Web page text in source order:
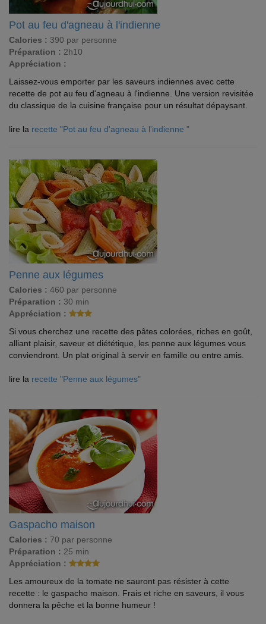
Pot au feu d'agneau à l'indienne
Calories : 390 par personne
Préparation : 2h10
Appréciation :
Laissez-vous emporter par les saveurs indiennes avec cette
recette de pot au feu d'agneau à l'indienne. Une version revisitée
du classique de la cuisine française pour un résultat dépaysant.
lire la recette "Pot au feu d'agneau à l'indienne "
Penne aux légumes
Calories : 460 par personne
Préparation : 30 min
Appréciation :
Si vous cherchez une recette des pâtes colorées, riches en goût,
alliant plaisir, saveur et diététique, les penne aux légumes vous
conviendront. Un plat original à servir en famille ou entre amis.
lire la recette "Penne aux légumes"
Gaspacho maison
Calories : 70 par personne
Préparation : 25 min
Appréciation :
Les amoureux de la tomate ne sauront pas résister à cette
recette : le gaspacho maison. Frais et riche en saveurs, il vous
donnera la pêche et la bonne humeur !